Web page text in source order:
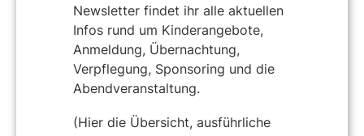
Newsletter findet ihr alle aktuellen
Infos rund um Kinderangebote,
Anmeldung, Übernachtung,
Verpflegung, Sponsoring und die
Abendveranstaltung.
(Hier die Übersicht, ausführliche